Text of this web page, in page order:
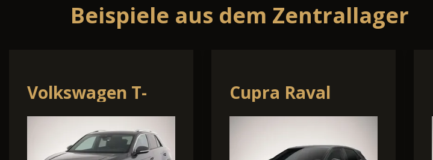
Beispiele aus dem Zentrallager
Volkswagen Golf Skoda Kamiq